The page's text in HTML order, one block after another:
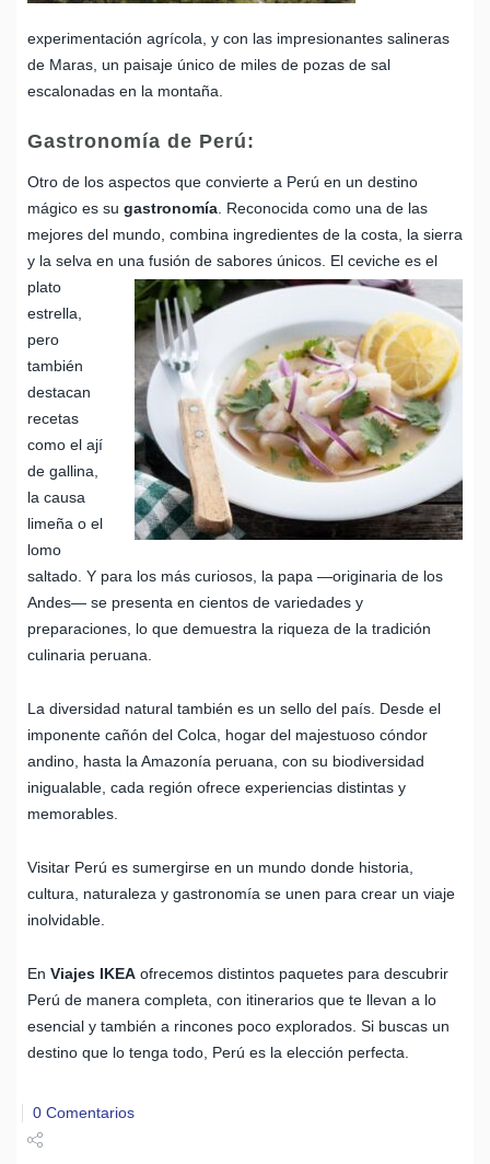
experimentación agrícola, y con las impresionantes salineras
de Maras, un paisaje único de miles de pozas de sal
escalonadas en la montaña.
Gastronomía de Perú:
Otro de los aspectos que convierte a Perú en un destino
mágico es su gastronomía . Reconocida como una de las
mejores del mundo, combina ingredientes de la costa, la sierra
y la selva en una fusión de sabores únicos. El ceviche es el
plato
estrella,
pero
también
destacan
recetas
como el ají
de gallina,
la causa
limeña o el
lomo
saltado. Y para los más curiosos, la papa —originaria de los
Andes— se presenta en cientos de variedades y
preparaciones, lo que demuestra la riqueza de la tradición
culinaria peruana.
La diversidad natural también es un sello del país. Desde el
imponente cañón del Colca, hogar del majestuoso cóndor
andino, hasta la Amazonía peruana, con su biodiversidad
inigualable, cada región ofrece experiencias distintas y
memorables.
Visitar Perú es sumergirse en un mundo donde historia,
cultura, naturaleza y gastronomía se unen para crear un viaje
inolvidable.
En Viajes IKEA ofrecemos distintos paquetes para descubrir
Perú de manera completa, con itinerarios que te llevan a lo
esencial y también a rincones poco explorados. Si buscas un
destino que lo tenga todo, Perú es la elección perfecta.
0 Comentarios